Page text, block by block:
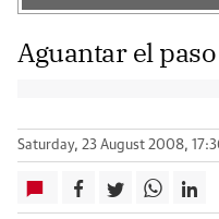
Aguantar el
Saturday, 23 August 2008,